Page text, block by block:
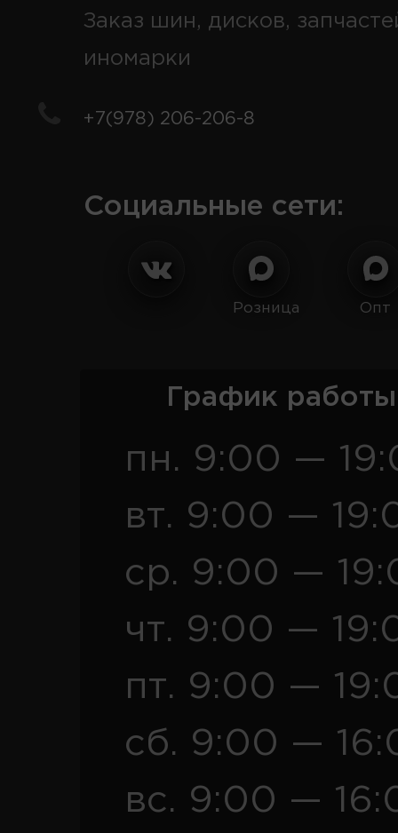
Заказ шин, дисков,
иномарки
+7(978) 206-206-8
Социальные сети:
Розница Опт
График
пн. 9:00 —
вт. 9:00 —
ср. 9:00 —
чт. 9:00 —
пт. 9:00 —
сб. 9:00 —
вс. 9:00 —